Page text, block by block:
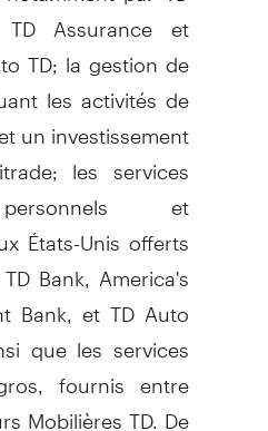
Assurance et
TD; la gestion de
les activités de
un investissement
les services
et
États-Unis offerts
Bank, America's
Bank, et TD Auto
que les services
fournis entre
Mobilières TD. De